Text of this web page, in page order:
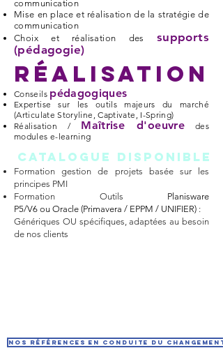
communication
Mise en place et réalisation de la stratégie de
communication
Choix et réalisation des supports
(pédagogie)
RÉALISATION
Conseils pédagogiques
Expertise sur les outils majeurs du marché
(Articulate Storyline, Captivate, I-Spring)
Réalisation / Maîtrise d'oeuvre
des
modules e-learning
CATALOGUE DISPONIBLE
Formation gestion de projets basée sur les
principes PMI
Formation Outils Planisware
P5/V6 ou Oracle (Primavera / EPPM / UNIFIER) :
Génériques OU spécifiques, adaptées au besoin
de nos clients
Nos références en conduite du changement